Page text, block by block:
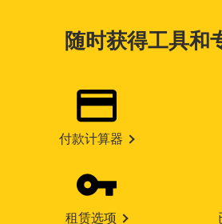
随时获得工具和
付款计算器
租赁选项